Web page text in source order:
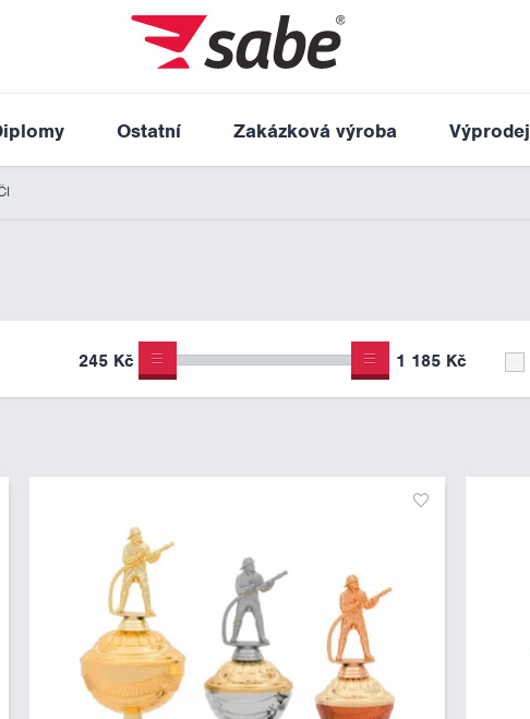
Ostatní Zakázková výroba Výprodej
245 Kč 1 185 Kč